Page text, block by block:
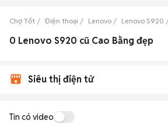
Chợ Tốt Điện thoại Lenovo Lenovo S920
0 Lenovo S920 cũ Cao Bằng đẹp
Siêu thị điện tử
Tin có video